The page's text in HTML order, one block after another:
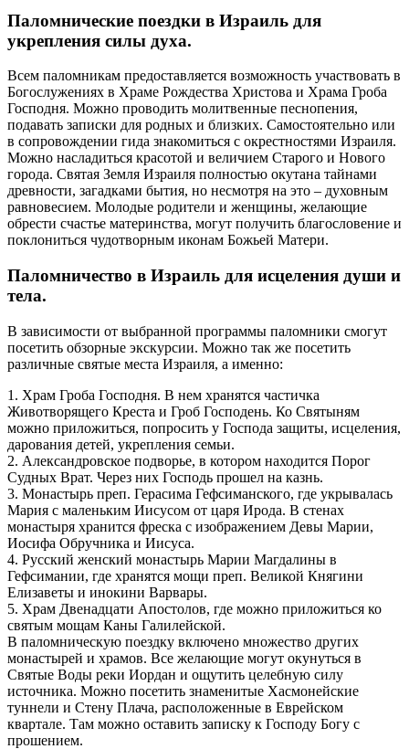
Паломнические поездки в Израиль для
укрепления силы духа.
Всем паломникам предоставляется возможность участвовать в
Богослужениях в Храме Рождества Христова и Храма Гроба
Господня. Можно проводить молитвенные песнопения,
подавать записки для родных и близких. Самостоятельно или
в сопровождении гида знакомиться с окрестностями Израиля.
Можно насладиться красотой и величием Старого и Нового
города. Святая Земля Израиля полностью окутана тайнами
древности, загадками бытия, но несмотря на это – духовным
равновесием. Молодые родители и женщины, желающие
обрести счастье материнства, могут получить благословение и
поклониться чудотворным иконам Божьей Матери.
Паломничество в Израиль для исцеления души и
тела.
В зависимости от выбранной программы паломники смогут
посетить обзорные экскурсии. Можно так же посетить
различные святые места Израиля, а именно:
1. Храм Гроба Господня. В нем хранятся частичка
Животворящего Креста и Гроб Господень. Ко Святыням
можно приложиться, попросить у Господа защиты, исцеления,
дарования детей, укрепления семьи.
2. Александровское подворье, в котором находится Порог
Судных Врат. Через них Господь прошел на казнь.
3. Монастырь преп. Герасима Гефсиманского, где укрывалась
Мария с маленьким Иисусом от царя Ирода. В стенах
монастыря хранится фреска с изображением Девы Марии,
Иосифа Обручника и Иисуса.
4. Русский женский монастырь Марии Магдалины в
Гефсимании, где хранятся мощи преп. Великой Княгини
Елизаветы и инокини Варвары.
5. Храм Двенадцати Апостолов, где можно приложиться ко
святым мощам Каны Галилейской.
В паломническую поездку включено множество других
монастырей и храмов. Все желающие могут окунуться в
Святые Воды реки Иордан и ощутить целебную силу
источника. Можно посетить знаменитые Хасмонейские
туннели и Стену Плача, расположенные в Еврейском
квартале. Там можно оставить записку к Господу Богу с
прошением.